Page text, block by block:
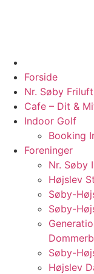
Forside
Nr. Søby
Cafe – Dit &
Indoor Golf
Booking
Foreninger
Nr. Søby
Højslev
Søby-
Søby-
Søby-
Højslev